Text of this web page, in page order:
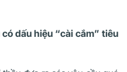
dấu hiệu “cài cắm” tiêu